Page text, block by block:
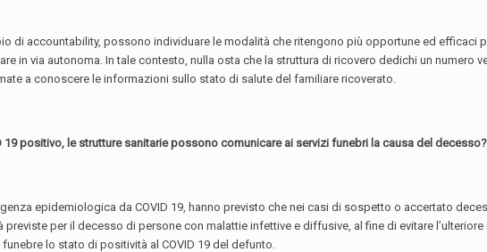
di accountability, possono individuare le modalità che ritengono più opportune ed
in via autonoma. In tale contesto, nulla osta che la struttura di ricovero dedichi un
a conoscere le informazioni sullo stato di salute del familiare ricoverato.
19 positivo, le strutture sanitarie possono comunicare ai servizi funebri la causa del decesso?
epidemiologica da COVID 19, hanno previsto che nei casi di sospetto o accertato
per il decesso di persone con malattie infettive e diffusive, al fine di evitare
lo stato di positività al COVID 19 del defunto.